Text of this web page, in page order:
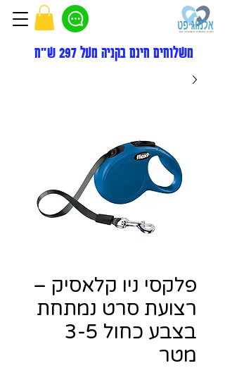
משלוחים חינם בקניה מעל 297 ש"ח
פלקסי ניו קלאסיק –
רצועת סרט נמתחת
בצבע כחול 3-5
מטר